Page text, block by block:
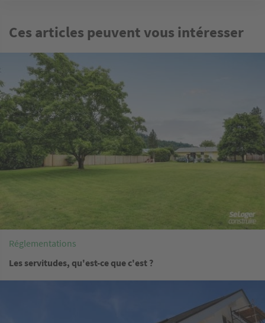
Ces articles peuvent vous intéresser
Réglementations
Les servitudes, qu'est-ce que c'est ?